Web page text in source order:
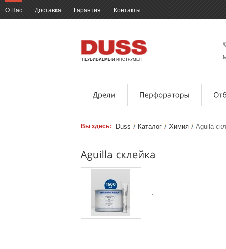
О Нас Доставка Гарантия Контакты
НЕУБИВАЕМЫЙ ИНСТРУМЕНТ
Вы здесь: Duss Каталог Химия Аguila